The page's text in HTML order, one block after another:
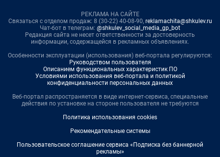
РЕКЛАМА НА САЙТЕ
Связаться с отделом продаж: 8 (30-22) 40-08-90, reklamachita@shkulev.ru
Чат-бот в телеграм: @shkulev_social_media_gp_bot
Редакция сайта не несет ответственности за достоверность
информации, содержащейся в рекламных объявлениях.
Особенности эксплуатации (использования) веб-портала регулируются:
Руководством пользователя
Описанием функциональных характеристик ПО
Условиями использования веб-портала и политикой
конфиденциальности персональных данных
Веб-портал распространяется в виде интернет-сервиса, специальные
действия по установке на стороне пользователя не требуются
Политика использования cookies
Рекомендательные системы
Пользовательское соглашение сервиса «Подписка без баннерной
рекламы»